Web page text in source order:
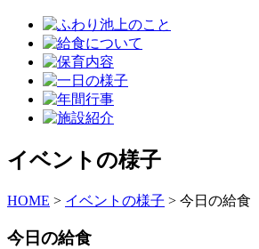
イベントの様子
HOME > イベントの様子 > 今日の給食
今日の給食